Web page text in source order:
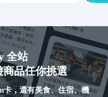
全站
品任你挑選
，還有美食、住宿、機